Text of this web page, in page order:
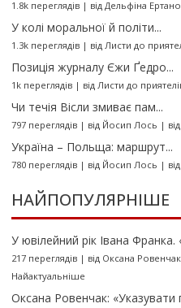
1.8k переглядів| від Дельфіна
У колі моральної й політи...
1.3k переглядів| від Листи до
Позиція журналу Єжи Ґедро...
1k переглядів| від Листи до
Чи течія Вісли змиває пам...
797 переглядів| від Йосип Лось |
Україна – Польща: маршрут...
780 переглядів| від Йосип Лось |
НАЙПОПУЛЯРНІШЕ
У ювілейний рік Івана
217 переглядів| від Оксана Ровенчак
Найактуальніше
Оксана Ровенчак: «Указувати